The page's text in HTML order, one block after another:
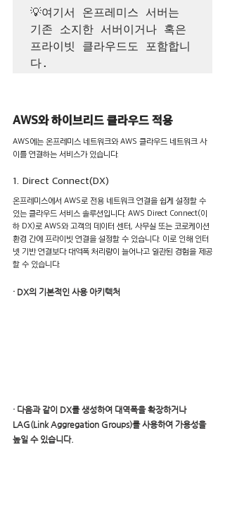
💡여기서 온프레미스 서버는
기존 소지한 서버이거나 혹은
프라이빗 클라우드도 포함합니
AWS와 하이브리드 클라우드 적용
AWS에는 온프레미스 네트워크와 AWS 클라우드 네트워크 사
이를 연결하는 서비스가 있습니다.
1. Direct Connect(DX)
온프레미스에서 AWS로 전용 네트워크 연결을 쉽게 설정할 수
있는 클라우드 서비스 솔루션입니다. AWS Direct Connect(이
하 DX)로 AWS와 고객의 데이터 센터, 사무실 또는 코로케이션
환경 간에 프라이빗 연결을 설정할 수 있습니다. 이로 인해 인터
넷 기반 연결보다 대역폭 처리량이 늘어나고 일관된 경험을 제공
할 수 있습니다.
· DX의 기본적인 사용 아키텍처
· 다음과 같이 DX를 생성하여 대역폭을 확장하거나
LAG(Link Aggregation Groups)를 사용하여 가용성을
높일 수 있습니다.